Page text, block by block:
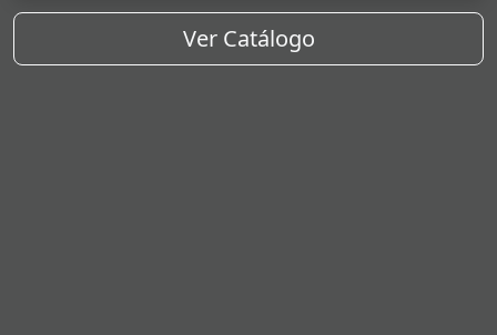
Ver Catálogo